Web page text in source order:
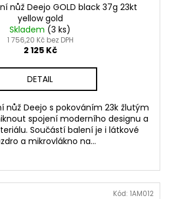
nůž Deejo GOLD black 37g 23kt
yellow gold
Skladem (3 ks)
1 756,20 Kč bez DPH
2 125 Kč
DETAIL
nůž Deejo s pokováním 23k žlutým
spojení moderního designu a
Součástí balení je i látkové
a mikrovlákno na...
Kód: 1AM012